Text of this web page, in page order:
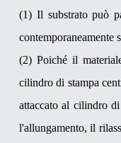
(1) Il substrato può
contemporaneamente
(2) Poiché il
cilindro di stampa
attaccato al cilindro
l'allungamento, il